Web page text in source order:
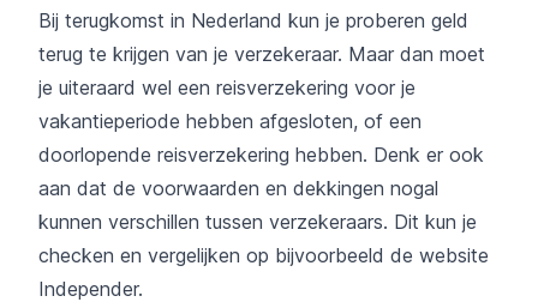
Bij terugkomst in Nederland kun je proberen geld
terug te krijgen van je verzekeraar. Maar dan moet
je uiteraard wel een reisverzekering voor je
vakantieperiode hebben afgesloten, of een
doorlopende reisverzekering hebben. Denk er ook
aan dat de voorwaarden en dekkingen nogal
kunnen verschillen tussen verzekeraars. Dit kun je
checken en vergelijken op bijvoorbeeld de website
Independer.